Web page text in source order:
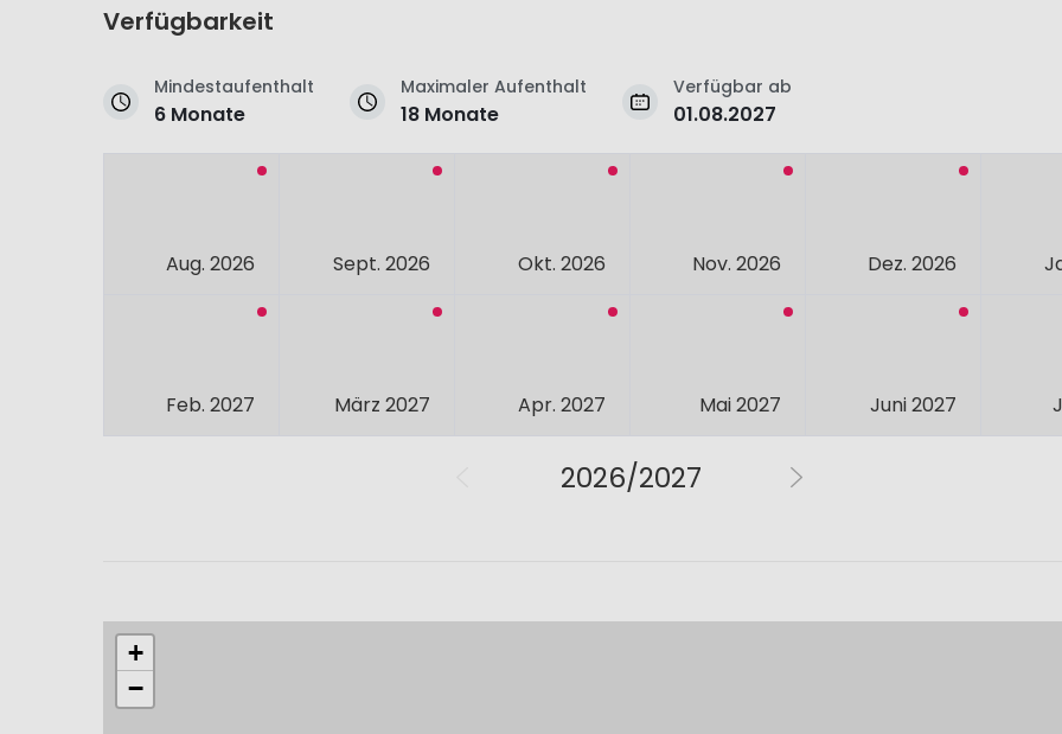
Verfügbarkeit
Mindestaufenthalt
6 Monate
Maximaler Aufenthalt
18 Monate
Verfügbar ab
01.08.2027
Aug. 2026 Sept. 2026 Okt. 2026 Nov. 2026 Dez. 2026
Feb. 2027 März 2027 Apr. 2027 Mai 2027 Juni 2027
2026/2027
+
−